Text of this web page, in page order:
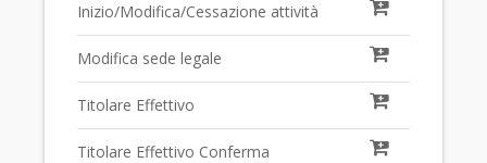
Inizio/Modifica/Cessazione attività
Modifica sede legale
Titolare Effettivo
Titolare Effettivo Conferma